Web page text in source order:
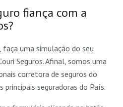
fiança com a
uma simulação do seu
Seguros. Afinal, somos uma
corretora de seguros do
seguradoras do País.